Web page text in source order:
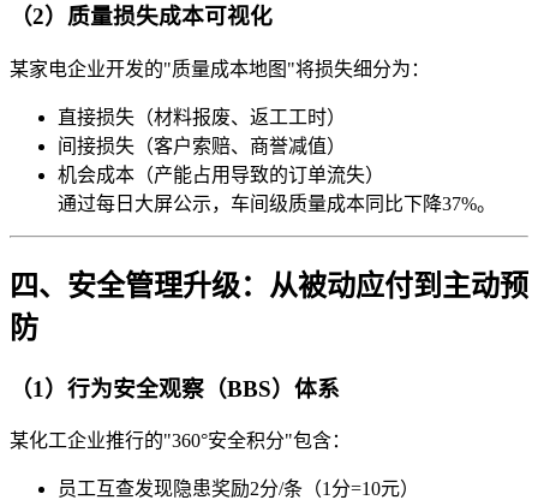
（2）质量损失成本可视化
某家电企业开发的"质量成本地图"将损失细分为：
直接损失（材料报废、返工工时）
间接损失（客户索赔、商誉减值）
机会成本（产能占用导致的订单流失）
通过每日大屏公示，车间级质量成本同比下降37%。
四、安全管理升级：从被动应付到主动预
防
（1）行为安全观察（BBS）体系
某化工企业推行的"360°安全积分"包含：
员工互查发现隐患奖励2分/条（1分=10元）